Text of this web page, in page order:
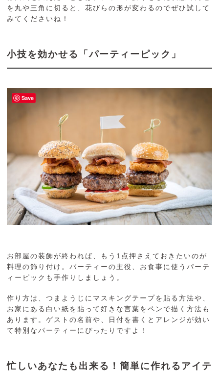
を丸や三角に切ると、花びらの形が変わるのでぜひ試して
みてくださいね！
小技を効かせる「パーティーピック」
お部屋の装飾が終われば、もう1点押さえておきたいのが
料理の飾り付け。パーティーの主役、お食事に使うパーテ
ィーピックも手作りしましょう。
作り方は、つまようじにマスキングテープを貼る方法や、
お家にある白い紙を貼って好きな言葉をペンで描く方法も
あります。ゲストの名前や、日付を書くとアレンジが効い
て特別なパーティーにぴったりですよ！
忙しいあなたも出来る！簡単に作れるアイテ
Save